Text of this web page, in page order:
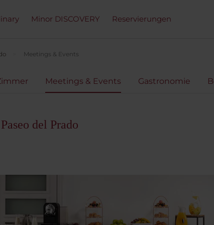
Minor DISCOVERY Reservierungen
Meetings & Events
Meetings & Events Gastronomie
del Prado